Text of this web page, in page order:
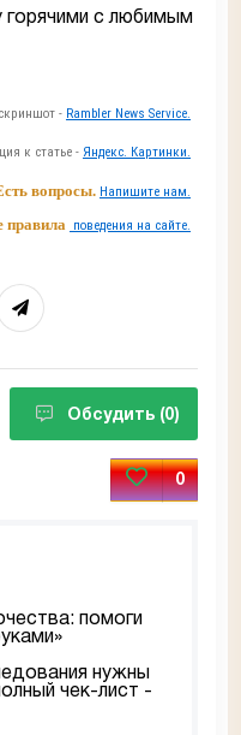
горячими с любимым
- Rambler News Service.
к статье - Яндекс. Картинки.
вопросы. Напишите нам.
поведения на сайте.
Обсудить (0)
0
помоги
нужны
чек-лист -